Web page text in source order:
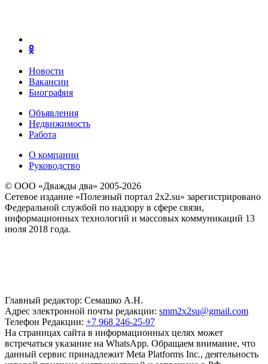
Новости
Вакансии
Биография
Объявления
Недвижимость
Работа
О компании
Руководство
© ООО «Дважды два» 2005-2026
Сетевое издание «Полезный портал 2x2.su» зарегистрировано
Федеральной службой по надзору в сфере связи,
информационных технологий и массовых коммуникаций 13
июля 2018 года.
Главный редактор: Семашко А.Н.
Адрес электронной почты редакции: smm2x2su@gmail.com
Телефон Редакции: +7 968 246-25-97
На страницах сайта в информационных целях может
встречаться указание на WhatsApp. Обращаем внимание, что
данный сервис принадлежит Meta Platforms Inc., деятельность